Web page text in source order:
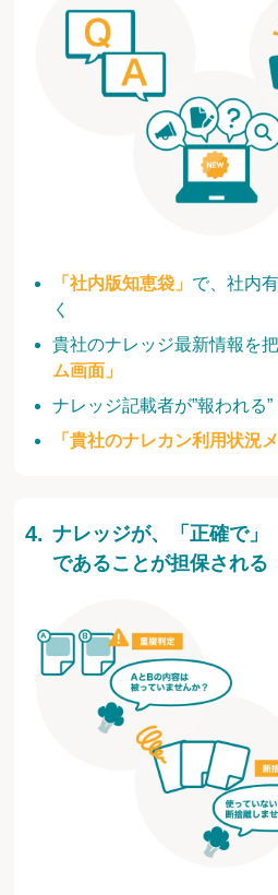
「社内版知恵袋」 で、社内
く
貴社のナレッジ最新情報を
ム画面」
ナレッジ記載者が”報われる”
「貴社のナレカン利用状況
ナレッジが、「正確で」
であることが担保される